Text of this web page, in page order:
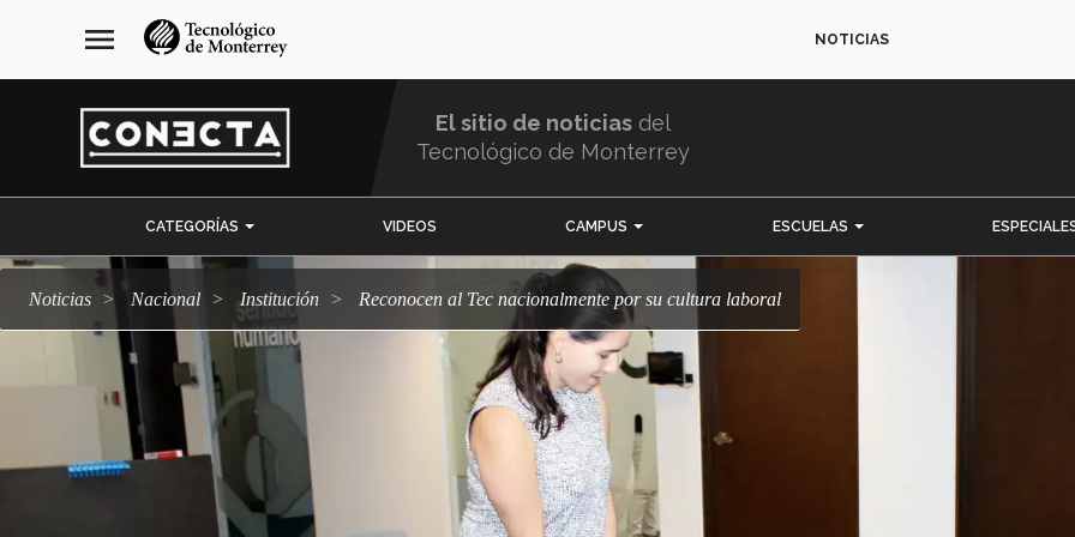
navegación
principal
menu NOTICIAS
El sitio de noticias del
Tecnológico de Monterrey
CATEGORÍAS VIDEOS CAMPUS ESCUELAS
Noticias Nacional Institución Reconocen al Tec nacionalmente por su cultura laboral